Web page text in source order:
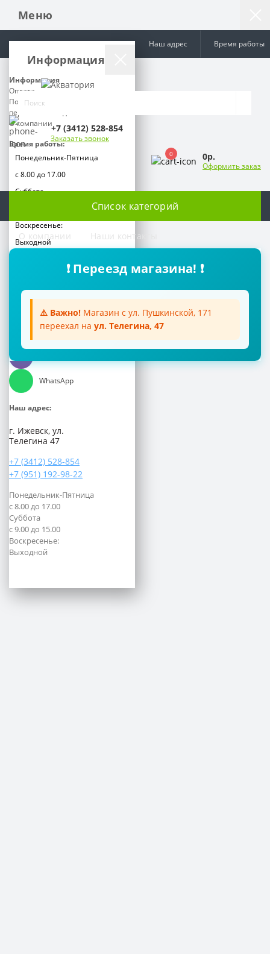
Меню
Информация
Информация
Оплата
Политика обработки
персональных данных
О компании
Время работы:
Понедельник-Пятница
с 8.00 до 17.00
Суббота
Воскресенье:
Выходной
+7 (3412) 528-854
aquatoria018@inbox.ru
Мессенджеры:
WhatsApp
Наш адрес:
г. Ижевск, ул.
Телегина 47
+7 (3412) 528-854
+7 (951) 192-98-22
Понедельник-Пятница
с 8.00 до 17.00
Суббота
с 9.00 до 15.00
Воскресенье:
Выходной
Наш адрес Время работы
+7 (3412) 528-854
Заказать звонок
0 0р.
Оформить заказ
Список категорий
О компании Наши контакты
❗ Переезд магазина! ❗
⚠️ Важно! Магазин с ул. Пушкинской, 171
переехал на ул. Телегина, 47